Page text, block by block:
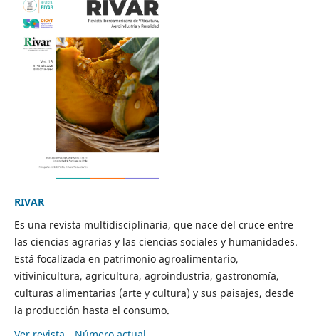
RIVAR
Es una revista multidisciplinaria, que nace del cruce entre
las ciencias agrarias y las ciencias sociales y humanidades.
Está focalizada en patrimonio agroalimentario,
vitivinicultura, agricultura, agroindustria, gastronomía,
culturas alimentarias (arte y cultura) y sus paisajes, desde
la producción hasta el consumo.